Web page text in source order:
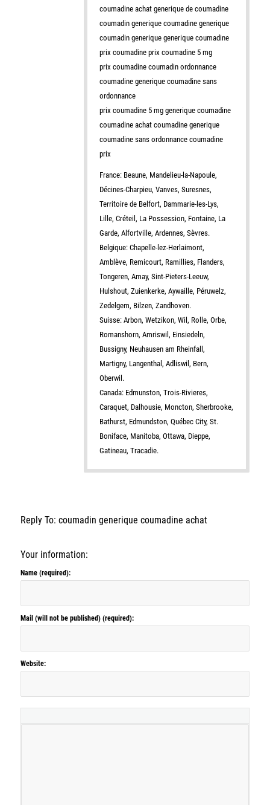
coumadine achat generique de coumadine
coumadin generique coumadine generique
coumadin generique generique coumadine
prix coumadine prix coumadine 5 mg
prix coumadine coumadin ordonnance
coumadine generique coumadine sans
ordonnance
prix coumadine 5 mg generique coumadine
coumadine achat coumadine generique
coumadine sans ordonnance coumadine
prix
France: Beaune, Mandelieu-la-Napoule,
Décines-Charpieu, Vanves, Suresnes,
Territoire de Belfort, Dammarie-les-Lys,
Lille, Créteil, La Possession, Fontaine, La
Garde, Alfortville, Ardennes, Sèvres.
Belgique: Chapelle-lez-Herlaimont,
Amblève, Remicourt, Ramillies, Flanders,
Tongeren, Amay, Sint-Pieters-Leeuw,
Hulshout, Zuienkerke, Aywaille, Péruwelz,
Zedelgem, Bilzen, Zandhoven.
Suisse: Arbon, Wetzikon, Wil, Rolle, Orbe,
Romanshorn, Amriswil, Einsiedeln,
Bussigny, Neuhausen am Rheinfall,
Martigny, Langenthal, Adliswil, Bern,
Oberwil.
Canada: Edmunston, Trois-Rivieres,
Caraquet, Dalhousie, Moncton, Sherbrooke,
Bathurst, Edmundston, Québec City, St.
Boniface, Manitoba, Ottawa, Dieppe,
Gatineau, Tracadie.
Reply To: coumadin generique coumadine achat
Your information:
Name (required):
Mail (will not be published) (required):
Website: